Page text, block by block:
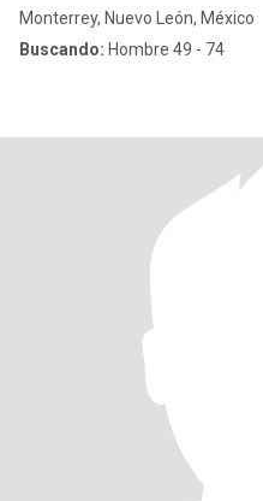
Monterrey, Nuevo León, México
Buscando: Hombre 49 - 74